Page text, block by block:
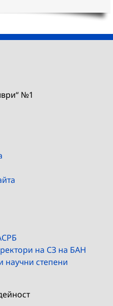
№1
на СЗ на БАН
степени